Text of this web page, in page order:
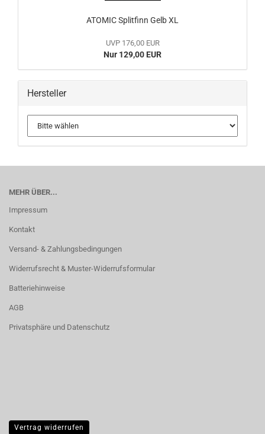
ATOMIC Splitfinn Gelb XL
UVP 176,00 EUR
Nur 129,00 EUR
Hersteller
MEHR ÜBER...
Impressum
Kontakt
Versand- & Zahlungsbedingungen
Widerrufsrecht & Muster-Widerrufsformular
Batteriehinweise
AGB
Privatsphäre und Datenschutz
Vertrag widerrufen